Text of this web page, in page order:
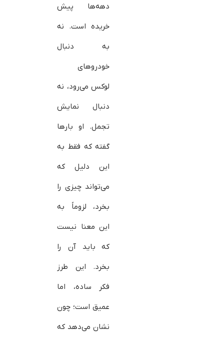
دهه‌ها پیش
خریده است. نه
به دنبال
خودروهای
لوکس می‌رود، نه
دنبال نمایش
تجمل. او بارها
گفته که فقط به
این دلیل که
می‌تواند چیزی را
بخرد، لزوماً به
این معنا نیست
که باید آن را
بخرد. این طرز
فکر ساده، اما
عمیق است؛ چون
نشان می‌دهد که